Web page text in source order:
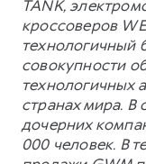
TANK,
кроссоверов
технологичный
совокупности
технологичных
странах мира. В
дочерних
000 человек. В